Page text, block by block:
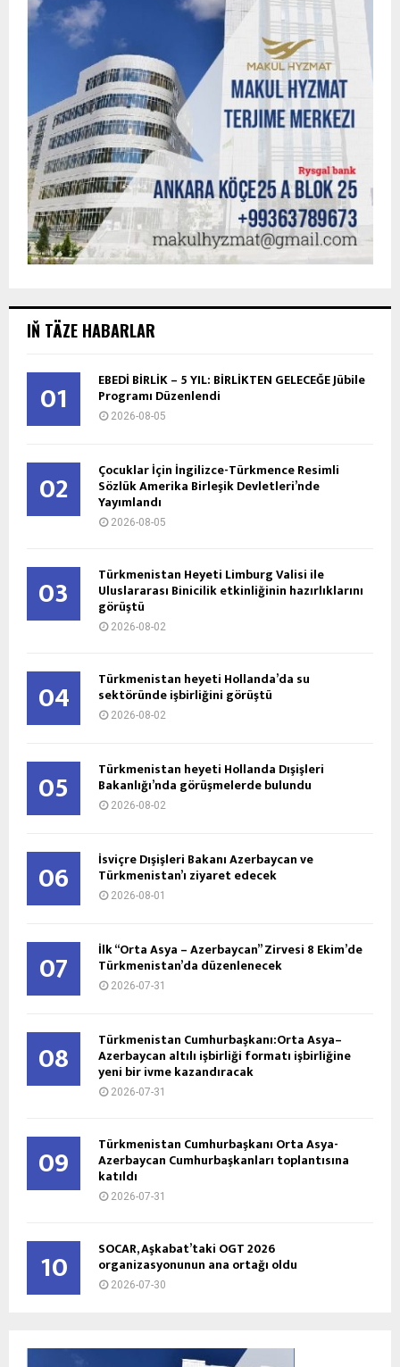
IŇ TÄZE HABARLAR
01 EBEDİ BİRLİK – 5 YIL: BİRLİKTEN GELECEĞE Jübile
Programı Düzenlendi
2026-08-05
02 Çocuklar İçin İngilizce-Türkmence Resimli
Sözlük Amerika Birleşik Devletleri’nde
Yayımlandı
2026-08-05
03 Türkmenistan Heyeti Limburg Valisi ile
Uluslararası Binicilik etkinliğinin hazırlıklarını
görüştü
2026-08-02
04 Türkmenistan heyeti Hollanda’da su
sektöründe işbirliğini görüştü
2026-08-02
05 Türkmenistan heyeti Hollanda Dışişleri
Bakanlığı’nda görüşmelerde bulundu
2026-08-02
06 İsviçre Dışişleri Bakanı Azerbaycan ve
Türkmenistan’ı ziyaret edecek
2026-08-01
07 İlk “Orta Asya – Azerbaycan” Zirvesi 8 Ekim’de
Türkmenistan’da düzenlenecek
2026-07-31
08 Türkmenistan Cumhurbaşkanı:Orta Asya–
Azerbaycan altılı işbirliği formatı işbirliğine
yeni bir ivme kazandıracak
2026-07-31
09 Türkmenistan Cumhurbaşkanı Orta Asya-
Azerbaycan Cumhurbaşkanları toplantısına
katıldı
2026-07-31
10 SOCAR, Aşkabat’taki OGT 2026
organizasyonunun ana ortağı oldu
2026-07-30